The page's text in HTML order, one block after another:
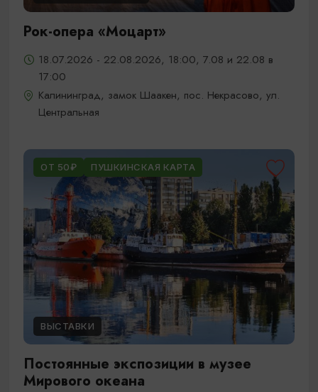
Рок-опера «Моцарт»
18.07.2026 - 22.08.2026, 18:00, 7.08 и 22.08 в
17:00
Калининград, замок Шаакен, пос. Некрасово, ул.
Центральная
ОТ 50₽ ПУШКИНСКАЯ КАРТА
ВЫСТАВКИ
Постоянные экспозиции в музее
Мирового океана